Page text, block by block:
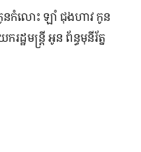
កំលោះ ឡាំ ជុងហាវ កូន
ន្ត្រី អូន ព័ន្ធមុនីរ័ត្ន